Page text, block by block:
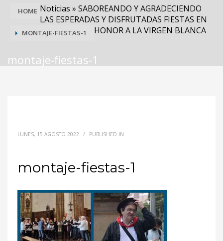
HOME Noticias » SABOREANDO Y AGRADECIENDO
LAS ESPERADAS Y DISFRUTADAS FIESTAS EN
HONOR A LA VIRGEN BLANCA
MONTAJE-FIESTAS-1
montaje-fiestas-1
LUNES, 15 AGOSTO 2022 / PUBLISHED IN
montaje-fiestas-1